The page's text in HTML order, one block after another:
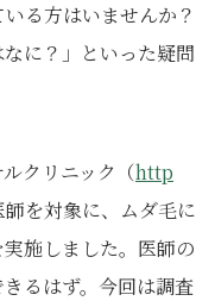
る方はいませんか？
に？」といった疑問
クリニック（http
を対象に、ムダ毛に
施しました。医師の
るはず。今回は調査